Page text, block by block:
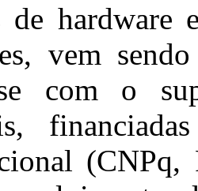
de
vem
com o